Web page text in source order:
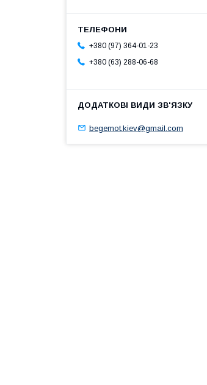
+380 (97) 364-01-23
+380 (63) 288-06-68
begemot.kiev@gmail.com